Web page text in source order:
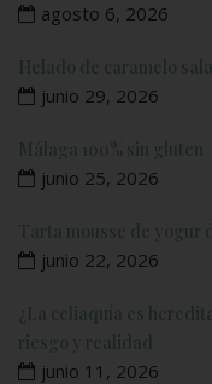
agosto 6, 2026
Helado de caramelo
junio 29, 2026
Málaga 100% sin gluten
junio 25, 2026
Tarta mousse de yogur
junio 22, 2026
¿La celiaquía es
riesgo y realidad
junio 11, 2026